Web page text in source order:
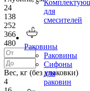
для
смесителей
Раковины
Раковины
Сифоны
для
раковин
24
138
252
366
480
Вес, кг (без упаковки)
4